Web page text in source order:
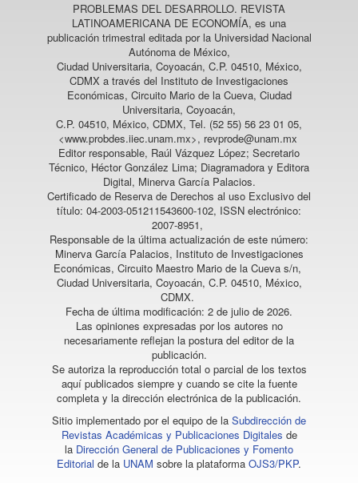
PROBLEMAS DEL DESARROLLO. REVISTA
LATINOAMERICANA DE ECONOMÍA, es una
publicación trimestral editada por la Universidad Nacional
Autónoma de México,
Ciudad Universitaria, Coyoacán, C.P. 04510, México,
CDMX a través del Instituto de Investigaciones
Económicas, Circuito Mario de la Cueva, Ciudad
Universitaria, Coyoacán,
C.P. 04510, México, CDMX, Tel. (52 55) 56 23 01 05,
<www.probdes.iiec.unam.mx>, revprode@unam.mx
Editor responsable, Raúl Vázquez López; Secretario
Técnico, Héctor González Lima; Diagramadora y Editora
Digital, Minerva García Palacios.
Certificado de Reserva de Derechos al uso Exclusivo del
título: 04-2003-051211543600-102, ISSN electrónico:
2007-8951,
Responsable de la última actualización de este número:
Minerva García Palacios, Instituto de Investigaciones
Económicas, Circuito Maestro Mario de la Cueva s/n,
Ciudad Universitaria, Coyoacán, C.P. 04510, México,
CDMX.
Fecha de última modificación: 2 de julio de 2026.
Las opiniones expresadas por los autores no
necesariamente reflejan la postura del editor de la
publicación.
Se autoriza la reproducción total o parcial de los textos
aquí publicados siempre y cuando se cite la fuente
completa y la dirección electrónica de la publicación.
Sitio implementado por el equipo de la Subdirección de
Revistas Académicas y Publicaciones Digitales de
la Dirección General de Publicaciones y Fomento
Editorial de la UNAM sobre la plataforma OJS3/PKP.